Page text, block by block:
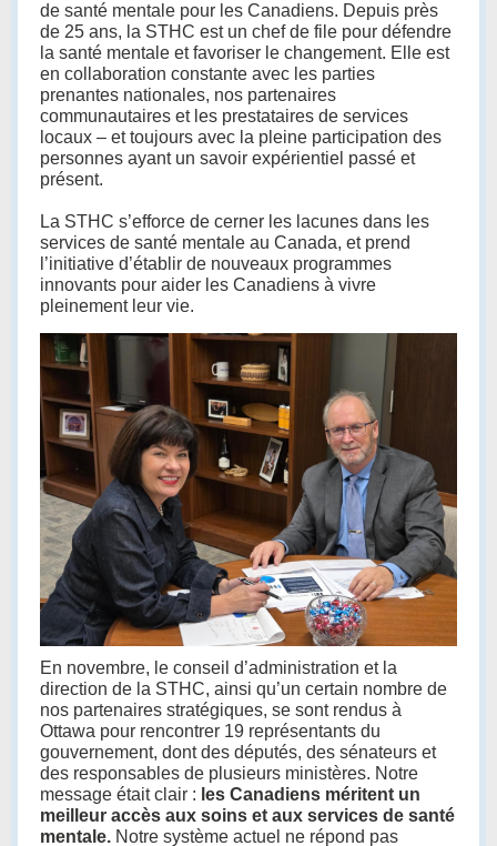
de santé mentale pour les Canadiens. Depuis près
de 25 ans, la STHC est un chef de file pour défendre
la santé mentale et favoriser le changement. Elle est
en collaboration constante avec les parties
prenantes nationales, nos partenaires
communautaires et les prestataires de services
locaux – et toujours avec la pleine participation des
personnes ayant un savoir expérientiel passé et
présent.
La STHC s’efforce de cerner les lacunes dans les
services de santé mentale au Canada, et prend
l’initiative d’établir de nouveaux programmes
innovants pour aider les Canadiens à vivre
pleinement leur vie.
En novembre, le conseil d’administration et la
direction de la STHC, ainsi qu’un certain nombre de
nos partenaires stratégiques, se sont rendus à
Ottawa pour rencontrer 19 représentants du
gouvernement, dont des députés, des sénateurs et
des responsables de plusieurs ministères. Notre
message était clair : les Canadiens méritent un
meilleur accès aux soins et aux services de santé
mentale. Notre système actuel ne répond pas